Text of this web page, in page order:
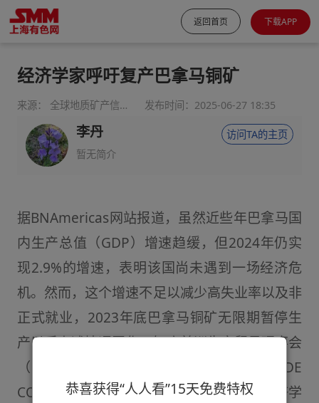
返回首页 下载APP
经济学家呼吁复产巴拿马铜矿
来源： 全球地质矿产信息系统 发布时间：2025-06-27 18:35
李丹
暂无简介
访问TA的主页
据BNAmericas网站报道，虽然近些年巴拿马国
内生产总值（GDP）增速趋缓，但2024年仍实
现2.9%的增速，表明该国尚未遇到一场经济危
机。然而，这个增速不足以减少高失业率以及非
正式就业，2023年底巴拿马铜矿无限期暂停生
产以后上述情况恶化。智库美洲生产贸易理事会
（CONSEJO INTERAMERICANO DE
COMERCIO Y PRODUCCIÓN，CICYP）经济学
恭喜获得“人人看”15天免费特权